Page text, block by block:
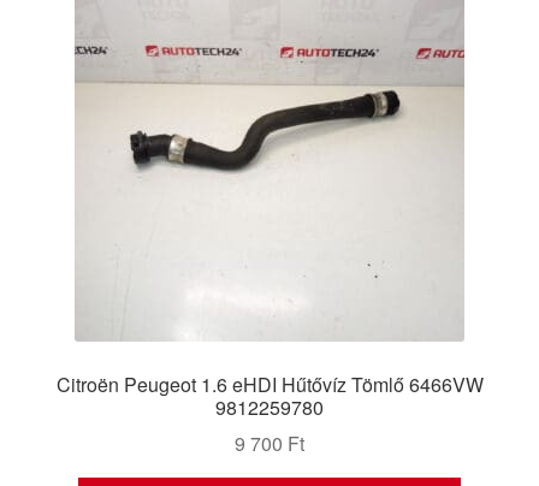
Citroën Peugeot 1.6 eHDI Hűtővíz Tömlő 6466VW
9812259780
9 700 Ft